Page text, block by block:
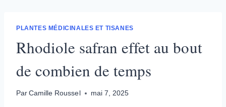
PLANTES MÉDICINALES ET TISANES
Rhodiole safran effet au bout
de combien de temps
Par Camille Roussel mai 7, 2025